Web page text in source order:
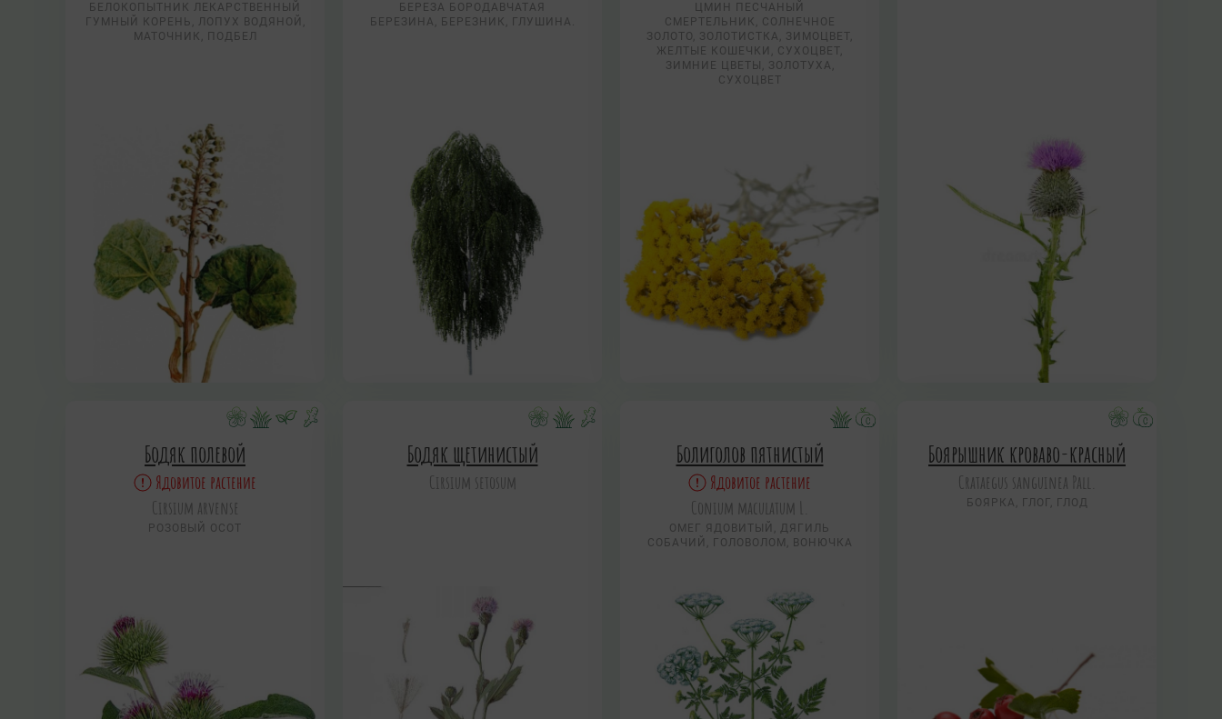
БЕЛОКОПЫТНИК ЛЕКАРСТВЕННЫЙ
ГУМНЫЙ КОРЕНЬ, ЛОПУХ ВОДЯНОЙ,
МАТОЧНИК, ПОДБЕЛ
БЕРЕЗА БОРОДАВЧАТАЯ
БЕРЕЗИНА, БЕРЕЗНИК, ГЛУШИНА.
ЦМИН ПЕСЧАНЫЙ
СМЕРТЕЛЬНИК, СОЛНЕЧНОЕ
ЗОЛОТО, ЗОЛОТИСТКА, ЗИМОЦВЕТ,
ЖЕЛТЫЕ КОШЕЧКИ, СУХОЦВЕТ,
ЗИМНИЕ ЦВЕТЫ, ЗОЛОТУХА,
СУХОЦВЕТ
Бодяк полевой
Ядовитое растение
Cirsium arvense
РОЗОВЫЙ ОСОТ
Бодяк щетинистый
Cirsium setosum
Болиголов пятнистый
Ядовитое растение
Conium maculatum L.
ОМЕГ ЯДОВИТЫЙ, ДЯГИЛЬ
СОБАЧИЙ, ГОЛОВОЛОМ, ВОНЮЧКА
Боярышник кроваво-красный
Crataegus sanguinea Pall.
БОЯРКА, ГЛОГ, ГЛОД